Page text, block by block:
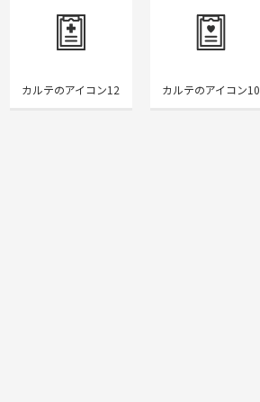
カルテのアイコン12 カルテのアイコン10